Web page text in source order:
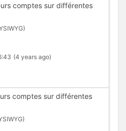
comptes sur différentes
(4 years ago)
comptes sur différentes